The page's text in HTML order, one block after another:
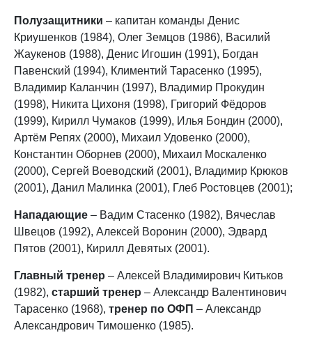
Полузащитники – капитан команды Денис
Криушенков (1984), Олег Земцов (1986), Василий
Жаукенов (1988), Денис Игошин (1991), Богдан
Павенский (1994), Климентий Тарасенко (1995),
Владимир Каланчин (1997), Владимир Прокудин
(1998), Никита Цихоня (1998), Григорий Фёдоров
(1999), Кирилл Чумаков (1999), Илья Бондин (2000),
Артём Репях (2000), Михаил Удовенко (2000),
Константин Оборнев (2000), Михаил Москаленко
(2000), Сергей Воеводский (2001), Владимир Крюков
(2001), Данил Малинка (2001), Глеб Ростовцев (2001);
Нападающие – Вадим Стасенко (1982), Вячеслав
Швецов (1992), Алексей Воронин (2000), Эдвард
Пятов (2001), Кирилл Девятых (2001).
Главный тренер – Алексей Владимирович Китьков
(1982), старший тренер – Александр Валентинович
Тарасенко (1968), тренер по ОФП – Александр
Александрович Тимошенко (1985).